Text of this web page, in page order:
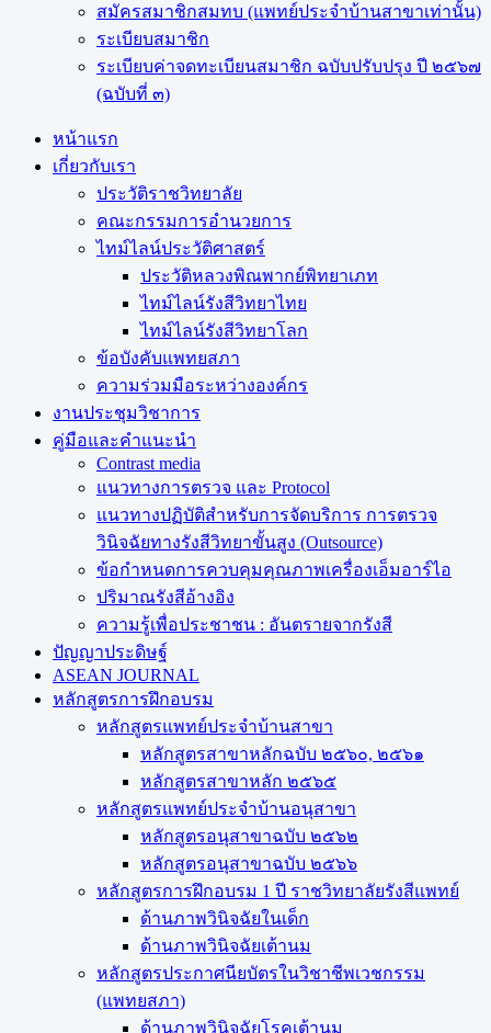
สมัครสมาชิกสมทบ (แพทย์ประจำบ้านสาขาเท่านั้น)
ระเบียบสมาชิก
ระเบียบค่าจดทะเบียนสมาชิก ฉบับปรับปรุง ปี ๒๕๖๗
(ฉบับที่ ๓)
หน้าแรก
เกี่ยวกับเรา
ประวัติราชวิทยาลัย
คณะกรรมการอำนวยการ
ไทม์ไลน์ประวัติศาสตร์
ประวัติหลวงพิณพากย์พิทยาเภท
ไทม์ไลน์รังสีวิทยาไทย
ไทม์ไลน์รังสีวิทยาโลก
ข้อบังคับแพทยสภา
ความร่วมมือระหว่างองค์กร
งานประชุมวิชาการ
คู่มือและคำแนะนำ
Contrast media
แนวทางการตรวจ และ Protocol
แนวทางปฏิบัติสำหรับการจัดบริการ การตรวจ
วินิจฉัยทางรังสีวิทยาขั้นสูง (Outsource)
ข้อกำหนดการควบคุมคุณภาพเครื่องเอ็มอาร์ไอ
ปริมาณรังสีอ้างอิง
ความรู้เพื่อประชาชน : อันตรายจากรังสี
ปัญญาประดิษฐ์
ASEAN JOURNAL
หลักสูตรการฝึกอบรม
หลักสูตรแพทย์ประจำบ้านสาขา
หลักสูตรสาขาหลักฉบับ ๒๕๖๐, ๒๕๖๑
หลักสูตรสาขาหลัก ๒๕๖๕
หลักสูตรแพทย์ประจำบ้านอนุสาขา
หลักสูตรอนุสาขาฉบับ ๒๕๖๒
หลักสูตรอนุสาขาฉบับ ๒๕๖๖
หลักสูตรการฝึกอบรม 1 ปี ราชวิทยาลัยรังสีแพทย์
ด้านภาพวินิจฉัยในเด็ก
ด้านภาพวินิจฉัยเต้านม
หลักสูตรประกาศนียบัตรในวิชาชีพเวชกรรม
(แพทยสภา)
ด้านภาพวินิจฉัยโรคเต้านม